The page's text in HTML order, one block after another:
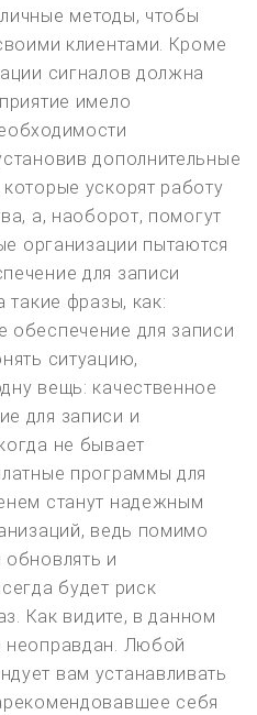
методы, чтобы
клиентами. Кроме
сигналов должна
имело
дополнительные
ускорят работу
а, наоборот, помогут
организации пытаются
для записи
такие фразы, как:
обеспечение для записи
ситуацию,
вещь: качественное
для записи и
не бывает
программы для
станут надежным
ведь помимо
обновлять и
будет риск
Как видите, в данном
неоправдан. Любой
вам устанавливать
себя